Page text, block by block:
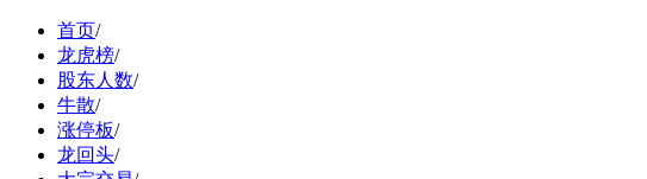
首页/
龙虎榜/
股东人数/
牛散/
涨停板/
龙回头/